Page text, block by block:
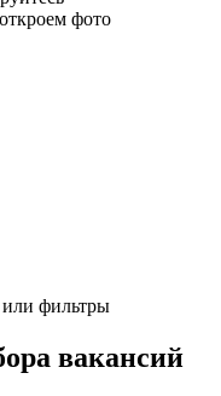
фото
фильтры
вакансий